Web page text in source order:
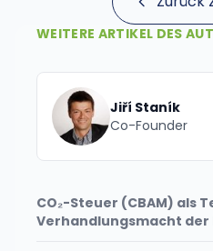
WEITERE ARTIKEL DES
Jiří Staník
Co-Founder
CO₂-Steuer (CBAM) als
Verhandlungsmacht der